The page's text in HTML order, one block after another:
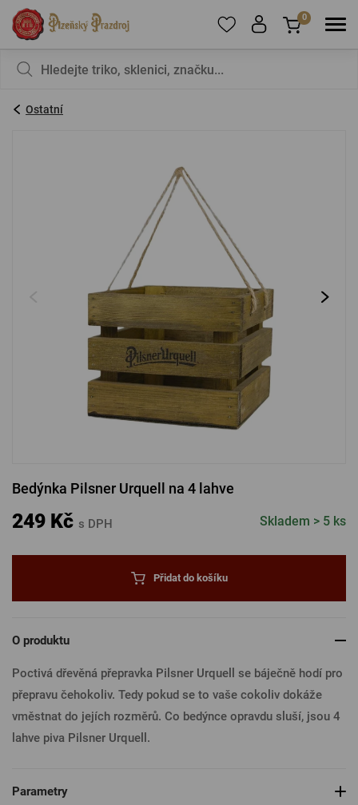
registrujte
PŘIHLÁSIT SE
Zapomenuté heslo Nová registrace
PŘIHLÁSIT PŘES FACEBOOK
PŘIHLÁSIT PŘES SEZNAM
0
Ostatní
Bedýnka Pilsner Urquell na 4 lahve
249 Kč s DPH Skladem > 5 ks
Přidat do košíku
O produktu
Poctivá dřevěná přepravka Pilsner Urquell se báječně hodí pro
přepravu čehokoliv. Tedy pokud se to vaše cokoliv dokáže
vměstnat do jejích rozměrů. Co bedýnce opravdu sluší, jsou 4
lahve piva Pilsner Urquell.
Parametry